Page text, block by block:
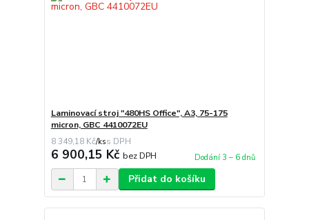
Laminovací stroj "480HS Office", A3, 75-175
micron, GBC 4410072EU
8 349,18 Kč/ks
6 900,15 Kč bez DPH Dodání 3 – 6 dnů
Přidat do košíku